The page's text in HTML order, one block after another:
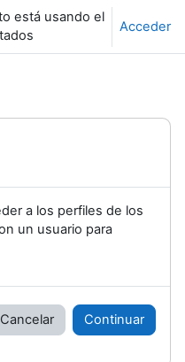
está usando el
Acceder
a los perfiles de los
un usuario para
Cancelar Continuar